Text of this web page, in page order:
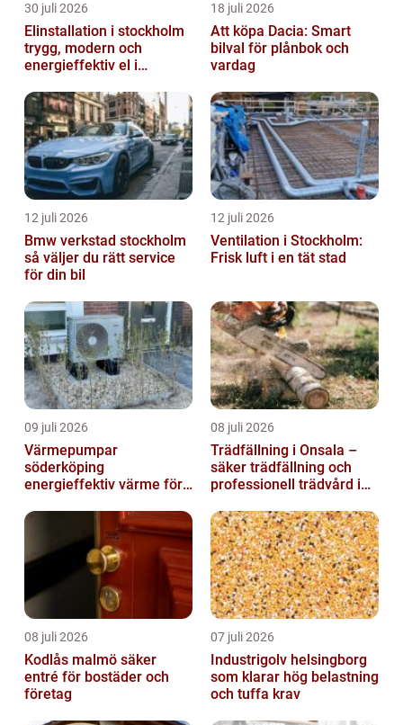
30 juli 2026
Elinstallation i stockholm
trygg, modern och
energieffektiv el i
18 juli 2026
Att köpa Dacia: Smart
bilval för plånbok och
vardag
12 juli 2026
Bmw verkstad stockholm
så väljer du rätt service
för din bil
12 juli 2026
Ventilation i Stockholm:
Frisk luft i en tät stad
09 juli 2026
Värmepumpar
söderköping
energieffektiv värme för
08 juli 2026
Trädfällning i Onsala –
säker trädfällning och
professionell trädvård i
08 juli 2026
Kodlås malmö säker
entré för bostäder och
företag
07 juli 2026
Industrigolv helsingborg
som klarar hög belastning
och tuffa krav